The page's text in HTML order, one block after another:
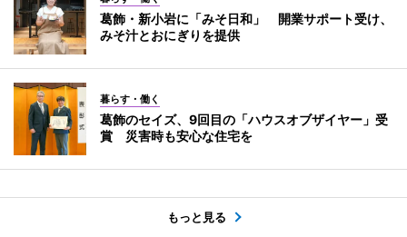
葛飾・新小岩に「みそ日和」 開業サポート受け、
みそ汁とおにぎりを提供
暮らす・働く
葛飾のセイズ、9回目の「ハウスオブザイヤー」受
賞 災害時も安心な住宅を
もっと見る